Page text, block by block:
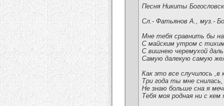
Песня Никиты
Сл.- Фатьянов А., муз.-
Мне тебя сравнить бы
С майским утром с тихим
С вишнею черемухой
Самую далекую самую
Как это все случилось ,в
Три года ты мне
Не знаю больше сна я
Тебя моя родная ни с кем